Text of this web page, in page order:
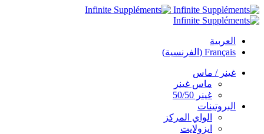
العربية
Français
( الفرنسية)
غينر / ماس
ماس غينر
غينر 50/50
البروتينات
الواي المركز
ايزولايت